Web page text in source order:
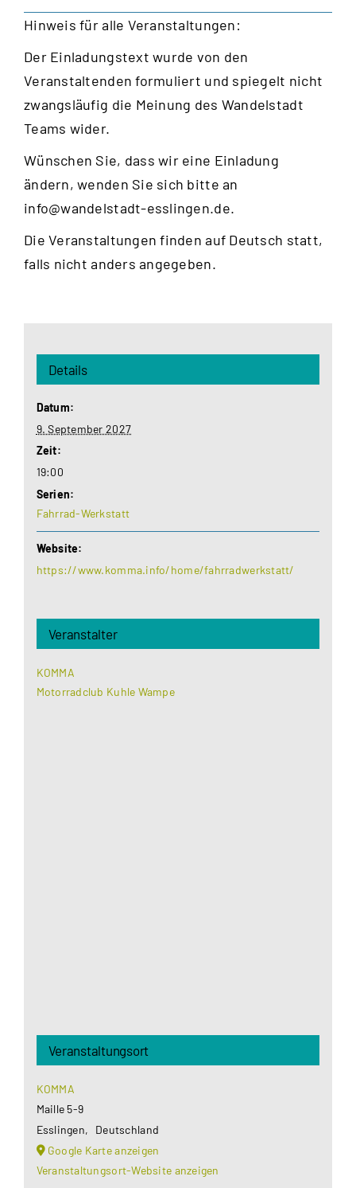
Hinweis für alle Veranstaltungen:
Der Einladungstext wurde von den
Veranstaltenden formuliert und spiegelt nicht
zwangsläufig die Meinung des Wandelstadt
Teams wider.
Wünschen Sie, dass wir eine Einladung
ändern, wenden Sie sich bitte an
info@wandelstadt-esslingen.de.
Die Veranstaltungen finden auf Deutsch statt,
falls nicht anders angegeben.
Details
Datum:
9. September 2027
Zeit:
19:00
Serien:
Fahrrad-Werkstatt
Website:
https://www.komma.info/home/fahrradwerkstatt/
Veranstalter
KOMMA
Motorradclub Kuhle Wampe
Veranstaltungsort
KOMMA
Maille 5-9
Esslingen,
Deutschland
Google Karte anzeigen
Veranstaltungsort-Website anzeigen